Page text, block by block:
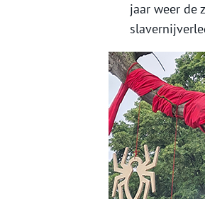
jaar weer de